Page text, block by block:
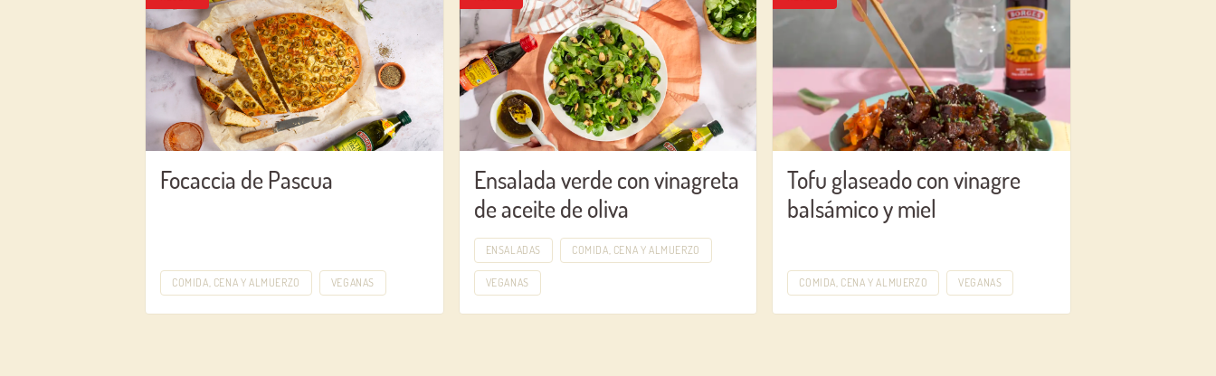
Focaccia de Pascua
COMIDA, CENA Y ALMUERZO VEGANAS
Ensalada verde con vinagreta
de aceite de oliva
ENSALADAS COMIDA, CENA Y ALMUERZO
VEGANAS
Tofu glaseado con vinagre
balsámico y miel
COMIDA, CENA Y ALMUERZO VEGANAS
OR WITH YOUR EMAIL ADDRESS